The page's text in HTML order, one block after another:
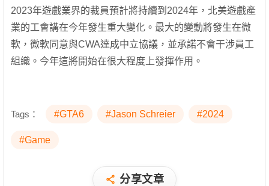
2023年遊戲業界的裁員預計將持續到2024年，北美遊戲產
業的工會講在今年發生重大變化。最大的變動將發生在微
軟，微軟同意與CWA達成中立協議，並承諾不會干涉員工
組織。今年這將開始在很大程度上發揮作用。
Tags： #GTA6 #Jason Schreier #2024
#Game
分享文章